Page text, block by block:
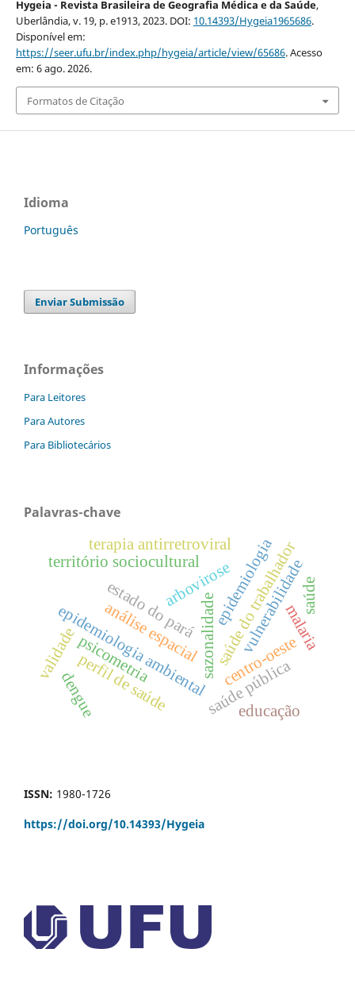
Hygeia - Revista Brasileira de Geografia Médica e da Saúde,
Uberlândia, v. 19, p. e1913, 2023. DOI: 10.14393/Hygeia1965686.
Disponível em:
https://seer.ufu.br/index.php/hygeia/article/view/65686. Acesso
em: 6 ago. 2026.
Formatos de Citação
Idioma
Português
Enviar Submissão
Informações
Para Leitores
Para Autores
Para Bibliotecários
Palavras-chave
sazonalidade
epidemiologia ambientalsaúde pública
estado do pará
análise espacial
arbovirose
centro-oeste
saúde do trabalhador
psicometria
validade
território sociocultural vulnerabilidade
perfil de saúde
terapia antirretroviral
malaria
epidemiologia
dengue educação
saúde
ISSN: 1980-1726
https://doi.org/10.14393/Hygeia